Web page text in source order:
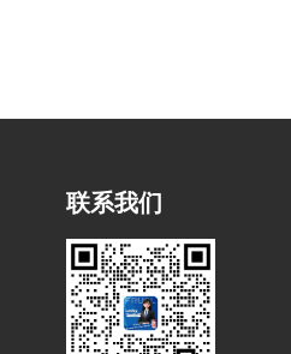
联系我们